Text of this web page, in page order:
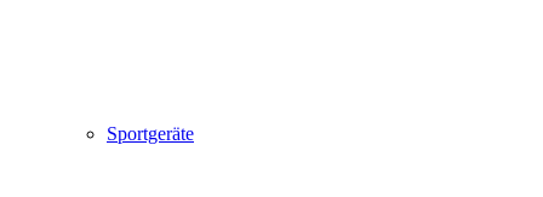
Sportgeräte